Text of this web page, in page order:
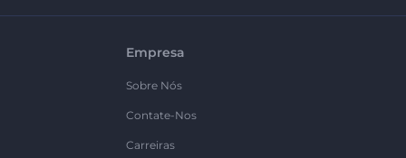
Empresa
Sobre Nós
Contate-Nos
Carreiras